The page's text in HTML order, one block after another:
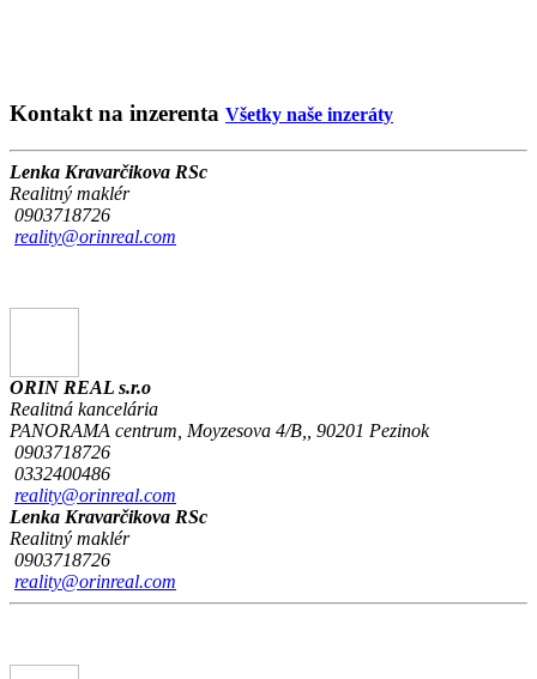
Kontakt na inzerenta Všetky naše inzeráty
Lenka Kravarčikova RSc
Realitný maklér
0903718726
reality@orinreal.com
ORIN REAL s.r.o
Realitná kancelária
PANORAMA centrum, Moyzesova 4/B,, 90201 Pezinok
0903718726
0332400486
reality@orinreal.com
Lenka Kravarčikova RSc
Realitný maklér
0903718726
reality@orinreal.com